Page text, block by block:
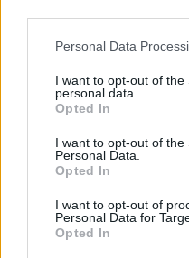
Personal Data
I want to opt-out of the
personal data.
Opted In
I want to opt-out of the
Personal Data.
Opted In
I want to opt-out of
Personal Data for
Opted In